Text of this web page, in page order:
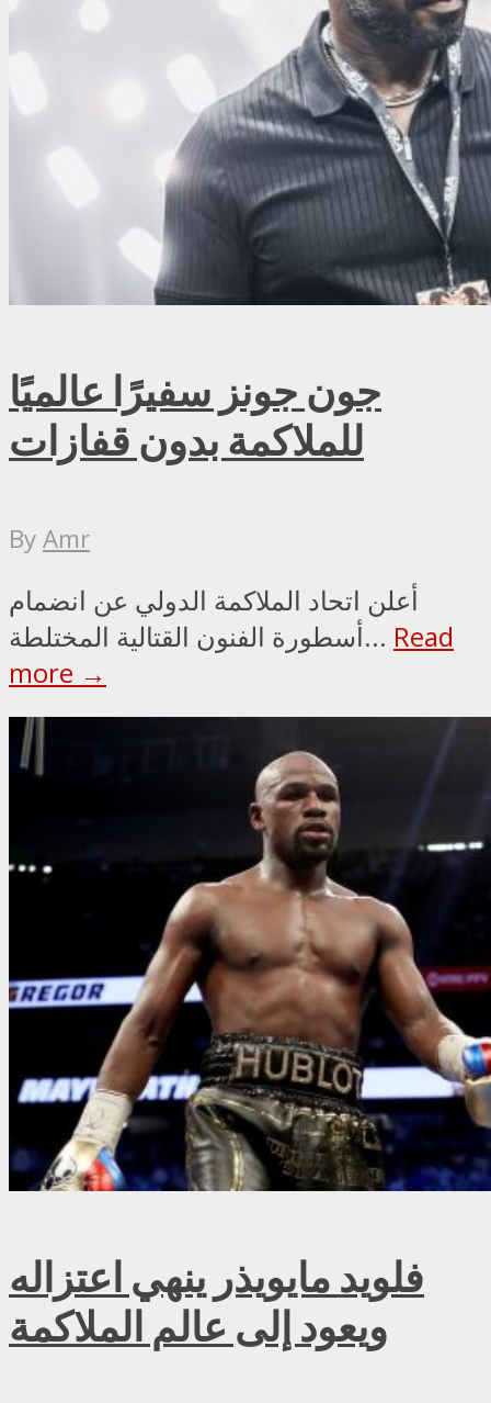
جون جونز سفيرًا عالميًا
للملاكمة بدون قفازات
ByAmr
أعلن اتحاد الملاكمة الدولي عن انضمام
أسطورة الفنون القتالية المختلطة... Read
more →
فلويد مايويذر ينهي اعتزاله
ويعود إلى عالم الملاكمة